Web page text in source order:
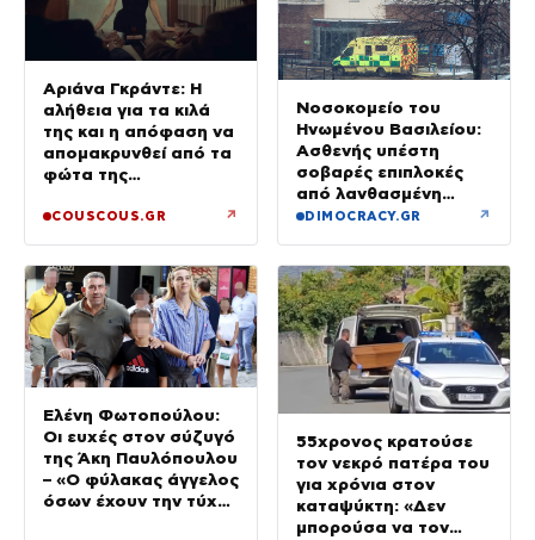
Αριάνα Γκράντε: Η
αλήθεια για τα κιλά
της και η απόφαση να
απομακρυνθεί από τα
φώτα της
COUSCOUS.GR ↗
Νοσοκομείο του
Ηνωμένου Βασιλείου:
Ασθενής υπέστη
σοβαρές επιπλοκές
από λανθασμένη
σύνδεση εντέρου και
DIMOCRACY.GR ↗
Ελένη Φωτοπούλου:
Οι ευχές στον σύζυγό
της Άκη Παυλόπουλου
– «Ο φύλακας άγγελος
όσων έχουν την τύχη
55χρονος κρατούσε
τον νεκρό πατέρα του
για χρόνια στον
καταψύκτη: «Δεν
μπορούσα να τον